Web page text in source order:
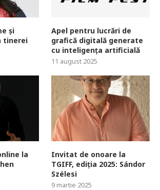
și
tinerei
Apel pentru lucrări de
grafică digitală generate
cu inteligența artificială
11 august 2025
la
Invitat de onoare la
TGIFF, ediția 2025: Sándor
Szélesi
9 martie 2025